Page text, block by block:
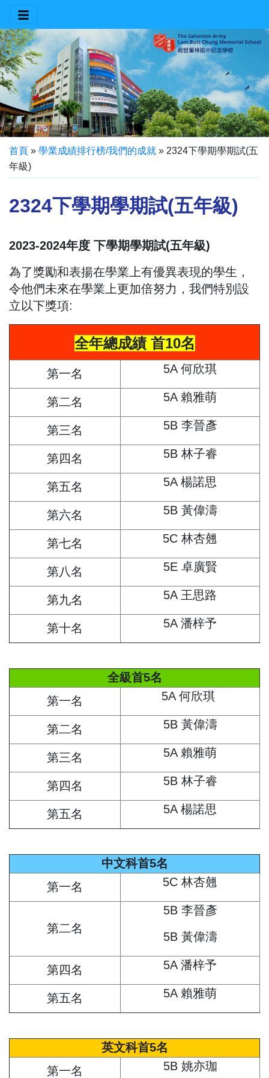
首頁 » 學業成績排行榜/我們的成就 » 2324下學期學期試(五
年級)
2324下學期學期試(五年級)
2023-2024年度 下學期學期試(五年級)
為了獎勵和表揚在學業上有優異表現的學生，
令他們未來在學業上更加倍努力，我們特別設
立以下獎項:
全年總成績 首10名
第一名 5A 何欣琪
第二名 5A 賴雅萌
第三名 5B 李晉彥
第四名 5B 林子睿
第五名 5A 楊諾思
第六名 5B 黃偉濤
第七名 5C 林杏翹
第八名 5E 卓廣賢
第九名 5A 王思路
第十名 5A 潘梓予
全級首5名
第一名
5A 何欣琪
第二名 5B 黃偉濤
第三名 5A 賴雅萌
第四名 5B 林子睿
第五名 5A 楊諾思
中文科首5名
第一名
5C 林杏翹
第二名
5B 李晉彥
5B 黃偉濤
第四名 5A 潘梓予
第五名 5A 賴雅萌
英文科首5名
第一名
5B 姚亦珈